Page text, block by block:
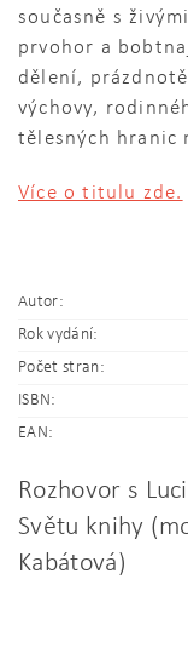
současně s
prvohor a
dělení,
výchovy,
tělesných hranic
Více o titulu zde.
Autor:
Rok vydání:
Počet stran:
ISBN:
EAN:
Rozhovor s
Světu knihy
Kabátová)